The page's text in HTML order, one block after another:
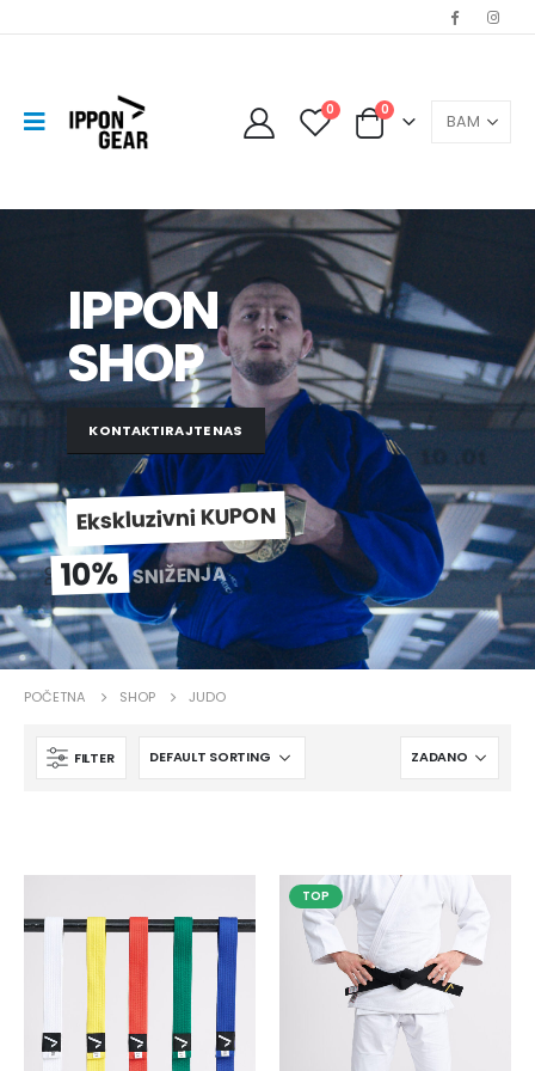
0 0
IPPON
SHOP
KONTAKTIRAJTE NAS
Ekskluzivni KUPON
DO 10% SNIŽENJA
POČETNA SHOP JUDO
FILTER
TOP
0 od 5
13,60 KM